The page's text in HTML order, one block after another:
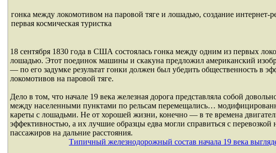
гонка между локомотивом на паровой тяге и лошадью, создание интернет-
первая космическая туристка
18 сентября 1830 года в США состоялась гонка между одним из первых
лошадью. Этот поединок машины и скакуна предложил американский
— по его задумке результат гонки должен был убедить общественность в
локомотивов на паровой тяге.
Дело в том, что начале 19 века железная дорога представляла собой
между населенными пунктами по рельсам перемещались…
кареты с лошадьми. Не от хорошей жизни, конечно — в те времена
эффективностью, а их лучшие образцы едва могли справиться с перевозкой
пассажиров на дальние расстояния.
Типичный железнодорожный состав начала 19 века